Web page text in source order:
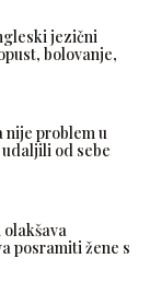
jezični
bolovanje,
nije problem u
od sebe
olakšava
posramiti žene s